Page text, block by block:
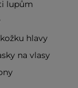
lupům
hlavy
na vlasy